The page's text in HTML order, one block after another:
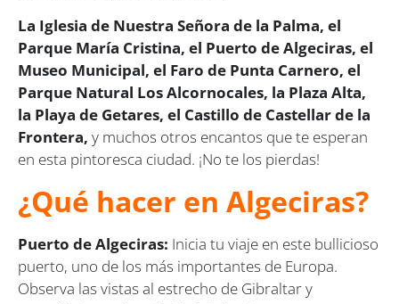
La Iglesia de Nuestra Señora de la Palma, el
Parque María Cristina, el Puerto de Algeciras, el
Museo Municipal, el Faro de Punta Carnero, el
Parque Natural Los Alcornocales, la Plaza Alta,
la Playa de Getares, el Castillo de Castellar de la
Frontera, y muchos otros encantos que te esperan
en esta pintoresca ciudad. ¡No te los pierdas!
¿Qué hacer en Algeciras?
Puerto de Algeciras: Inicia tu viaje en este bullicioso
puerto, uno de los más importantes de Europa.
Observa las vistas al estrecho de Gibraltar y